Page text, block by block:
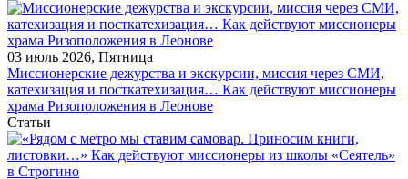
03 июль 2026, Пятница
Миссионерские дежурства и экскурсии, миссия через СМИ,
катехизация и посткатехизация… Как действуют миссионеры
храма Ризоположения в Леонове
Статьи